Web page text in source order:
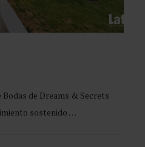
de Dreams & Secrets
sostenido …